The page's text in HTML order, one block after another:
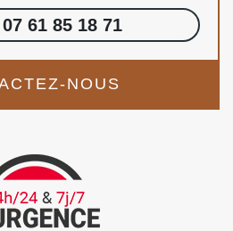
07 61 85 18 71
NOUS